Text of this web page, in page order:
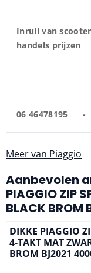
Inruil van
handels prijzen
06 46478195 -
Meer van Piaggio
Aanbevolen
PIAGGIO ZIP
BLACK BROM
DIKKE PIAGGIO
4-TAKT MAT
BROM BJ2021